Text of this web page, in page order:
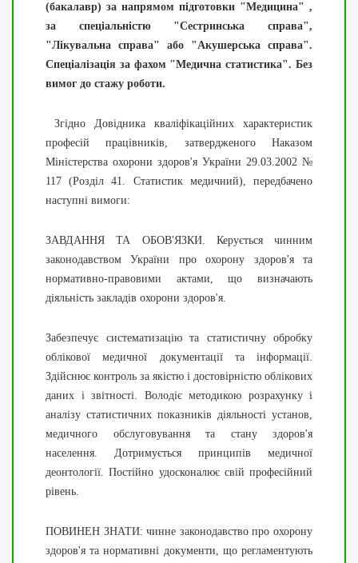
(бакалавр) за напрямом підготовки "Медицина" ,
за спеціальністю "Сестринська справа",
"Лікувальна справа" або "Акушерська справа".
Спеціалізація за фахом "Медична статистика". Без
вимог до стажу роботи.
Згідно Довідника кваліфікаційних характеристик
професій працівників, затвердженого Наказом
Міністерства охорони здоров'я України 29.03.2002 №
117 (Розділ 41. Статистик медичний), передбачено
наступні вимоги:
ЗАВДАННЯ ТА ОБОВ'ЯЗКИ. Керується чинним
законодавством України про охорону здоров'я та
нормативно-правовими актами, що визначають
діяльність закладів охорони здоров'я.
Забезпечує систематизацію та статистичну обробку
облікової медичної документації та інформації.
Здійснює контроль за якістю і достовірністю облікових
даних і звітності. Володіє методикою розрахунку і
аналізу статистичних показників діяльності установ,
медичного обслуговування та стану здоров'я
населення. Дотримується принципів медичної
деонтології. Постійно удосконалює свій професійний
рівень.
ПОВИНЕН ЗНАТИ: чинне законодавство про охорону
здоров'я та нормативні документи, що регламентують